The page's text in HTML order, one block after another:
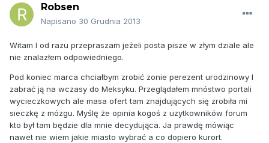
Robsen
Napisano 30 Grudnia 2013
Witam I od razu przepraszam jeżeli posta pisze w złym dziale ale
nie znalazłem odpowiedniego.
Pod koniec marca chciałbym zrobić zonie perezent urodzinowy I
zabrać ją na wczasy do Meksyku. Przeglądałem mnóstwo portali
wycieczkowych ale masa ofert tam znajdujących się zrobiła mi
sieczkę z mózgu. Myślę że opinia kogoś z uzytkowników forum
kto był tam będzie dla mnie decydująca. Ja prawdę mówiąc
nawet nie wiem jakie miasto wybrać a co dopiero kurort.